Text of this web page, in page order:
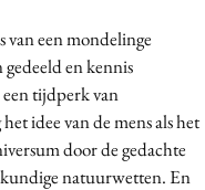
een mondelinge
en kennis
tijdperk van
idee van de mens als het
door de gedachte
natuurwetten. En